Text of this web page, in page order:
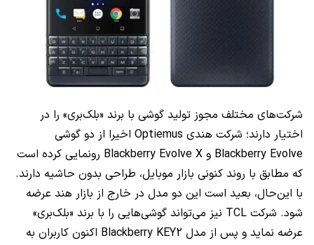
شرکت‌های مختلف مجوز تولید گوشی با برند «بلک‌بری» را در
اختیار دارند؛ شرکت هندی Optiemus اخیرا از دو گوشی
Blackberry Evolve و Blackberry Evolve X رونمایی کرده است
که مطابق با روند کنونی بازار موبایل، طراحی بدون حاشیه دارند.
با این‌حال، بعید است این دو مدل در خارج از بازار هند عرضه
شود. شرکت TCL نیز می‌تواند گوشی‌هایی را با برند «بلک‌بری»
عرضه نماید و پس از مدل Blackberry KEY2 اکنون کاربران به